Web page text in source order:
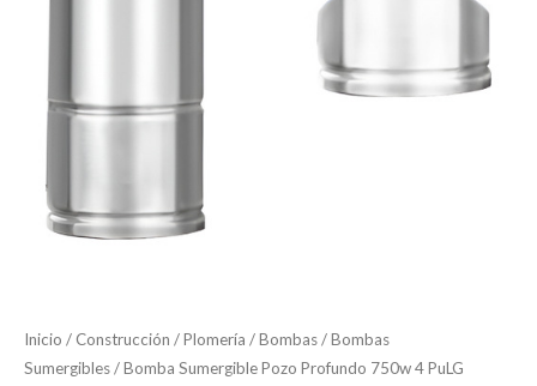
Inicio / Construcción /Plomería /Bombas/Bombas
Sumergibles/ Bomba Sumergible Pozo Profundo 750w 4 PuLG